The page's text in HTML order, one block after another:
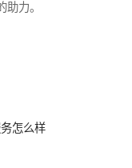
力。
怎么样